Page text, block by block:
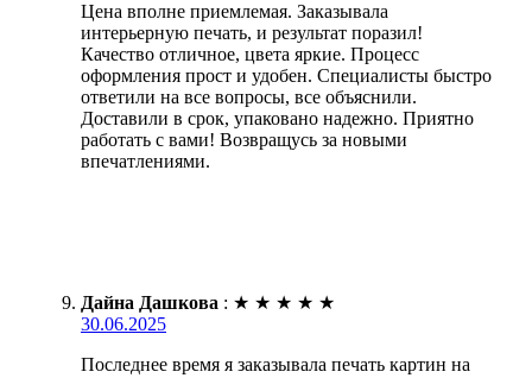
Цена вполне приемлемая. Заказывала
интерьерную печать, и результат поразил!
Качество отличное, цвета яркие. Процесс
оформления прост и удобен. Специалисты быстро
ответили на все вопросы, все объяснили.
Доставили в срок, упаковано надежно. Приятно
работать с вами! Возвращусь за новыми
впечатлениями.
Дайна Дашкова : ★ ★ ★ ★ ★
30.06.2025
Последнее время я заказывала печать картин на